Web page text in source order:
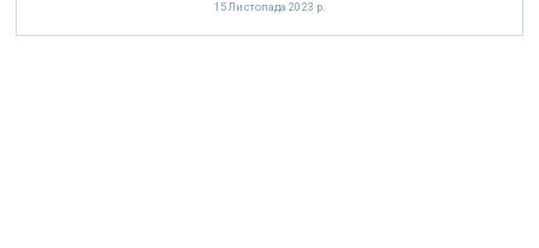
15 Листопада 2023 р.